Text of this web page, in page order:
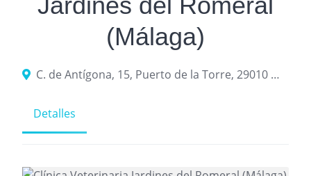
(Málaga)
C. de Antígona, 15, Puerto de la Torre, 29010 Málaga
Detalles